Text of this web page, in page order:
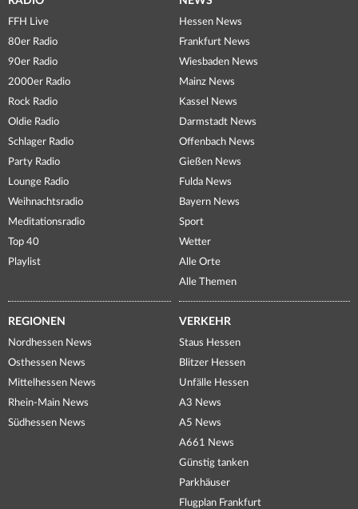
FFH Live
80er Radio
90er Radio
2000er Radio
Rock Radio
Oldie Radio
Schlager Radio
Party Radio
Lounge Radio
Weihnachtsradio
Meditationsradio
Top 40
Playlist
Hessen News
Frankfurt News
Wiesbaden News
Mainz News
Kassel News
Darmstadt News
Offenbach News
Gießen News
Fulda News
Bayern News
Sport
Wetter
Alle Orte
Alle Themen
REGIONEN
Nordhessen News
Osthessen News
Mittelhessen News
Rhein-Main News
Südhessen News
VERKEHR
Staus Hessen
Blitzer Hessen
Unfälle Hessen
A3 News
A5 News
A661 News
Günstig tanken
Parkhäuser
Flugplan Frankfurt